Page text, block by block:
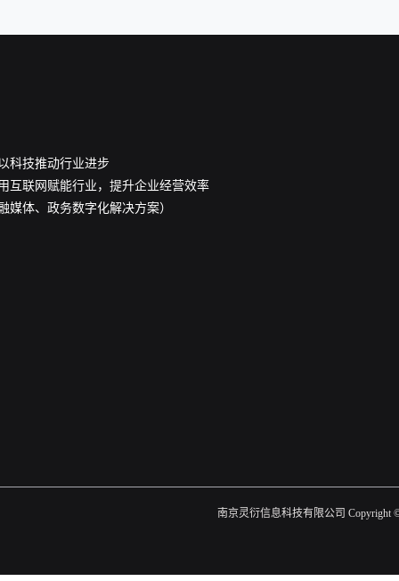
科技推动行业进步
互联网赋能行业，提升企业经营效率
媒体、政务数字化解决方案）
南京灵衍信息科技有限公司 Copyright